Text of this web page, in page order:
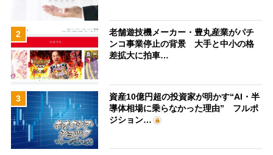
2
老舗遊技機メーカー・豊丸産業がパチ
ンコ事業停止の背景 大手と中小の格
差拡大に拍車…
3
資産10億円超の投資家が明かす“AI・半
導体相場に乗らなかった理由” フルポ
ジション…